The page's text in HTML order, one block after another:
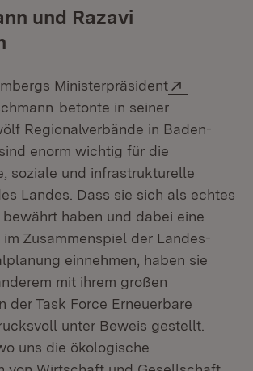
und Razavi
Ministerpräsident
(Öffnet in neuem Fenster)
betonte in seiner
Regionalverbände in Baden-
enorm wichtig für die
soziale und infrastrukturelle
Landes. Dass sie sich als echtes
haben und dabei eine
Zusammenspiel der Landes-
einnehmen, haben sie
mit ihrem großen
der Task Force Erneuerbare
unter Beweis gestellt.
uns die ökologische